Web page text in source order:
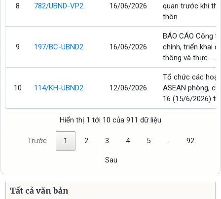
8 782/UBND-VP2 16/06/2026
quan trước khi
thôn
9 197/BC-UBND2 16/06/2026
BÁO CÁO Công
chính, triển khai
thông và thực ...
10 114/KH-UBND2 12/06/2026
Tổ chức các
ASEAN phòng,
16 (15/6/2026)
Hiển thị 1 tới 10 của 911 dữ liệu
Trước 1 2 3 4 5 … 92
Sau
Tất cả văn bản